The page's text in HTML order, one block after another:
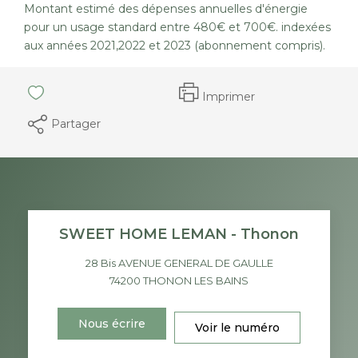
Montant estimé des dépenses annuelles d'énergie
pour un usage standard entre 480€ et 700€. indexées
aux années 2021,2022 et 2023 (abonnement compris).
Imprimer
Partager
SWEET HOME LEMAN - Thonon
28 Bis AVENUE GENERAL DE GAULLE
74200THONON LES BAINS
Nous écrire Voir le numéro